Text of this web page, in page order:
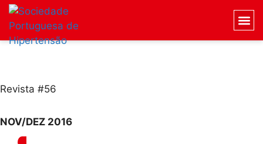
Revista #56
NOV/DEZ 2016